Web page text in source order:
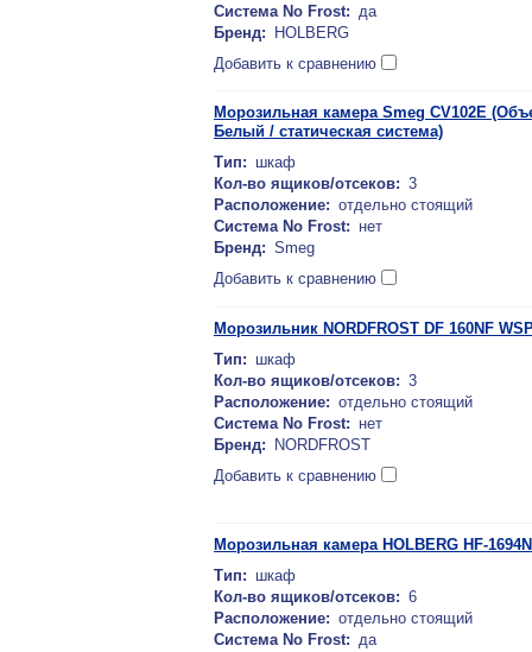
Система No Frost: да
Бренд:
HOLBERG
Добавить к сравнению
Морозильная камера Smeg CV102E
Белый / статическая система)
Тип: шкаф
Кол-во ящиков/отсеков: 3
Расположение: отдельно стоящий
Система No Frost: нет
Бренд: Smeg
Добавить к сравнению
Морозильник NORDFROST DF 160NF
Тип: шкаф
Кол-во ящиков/отсеков: 3
Расположение: отдельно стоящий
Система No Frost: нет
Бренд:
NORDFROST
Добавить к сравнению
Морозильная камера HOLBERG HF-
Тип: шкаф
Кол-во ящиков/отсеков: 6
Расположение: отдельно стоящий
Система No Frost: да